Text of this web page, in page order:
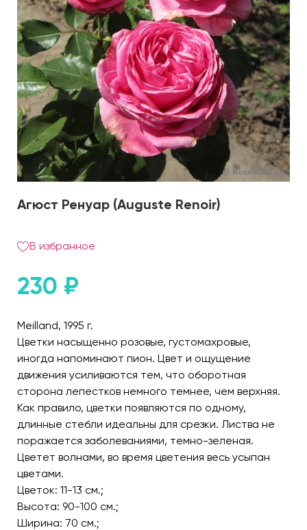
Агюст Ренуар (Auguste Renoir)
В избранное
230 ₽
Meilland, 1995 г.
Цветки насыщенно розовые, густомахровые,
иногда напоминают пион. Цвет и ощущение
движения усиливаются тем, что оборотная
сторона лепестков немного темнее, чем верхняя.
Как правило, цветки появляются по одному,
длинные стебли идеальны для срезки. Листва не
поражается заболеваниями, темно-зеленая.
Цветет волнами, во время цветения весь усыпан
цветами.
Цветок: 11-13 см.;
Высота: 90-100 см.;
Ширина: 70 см.;